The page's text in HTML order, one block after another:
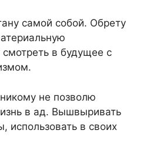
самой собой. Обрету
смотреть в будущее с
не позволю
в ад. Вышвыривать
использовать в своих